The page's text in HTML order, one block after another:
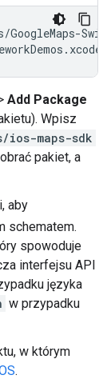
Add Package
Wpisz
ios-maps-sdk
pakiet, a
aby
schematem.
spowoduje
interfejsu API
języka
w przypadku
w którym
.